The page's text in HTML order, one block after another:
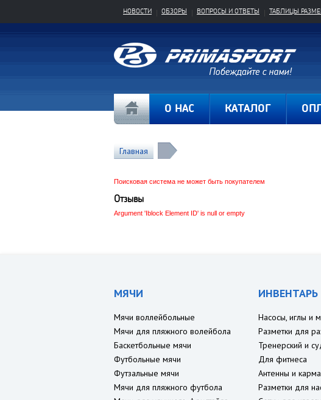
НОВОСТИ ОБЗОРЫ ВОПРОСЫ И ОТВЕТЫ ТАБЛИЦЫ
О НАС КАТАЛОГ
Главная
Поисковая система не может быть покупателем
Отзывы
Argument 'Iblock Element ID' is null or empty
МЯЧИ
Мячи воллейбольные
Мячи для пляжного волейбола
Баскетбольные мячи
Футбольные мячи
Футзальные мячи
Мячи для пляжного футбола
ИНВЕНТАРЬ
Насосы, иглы и
Разметки для
Тренерский и
Для фитнеса
Антенны и
Разметки для